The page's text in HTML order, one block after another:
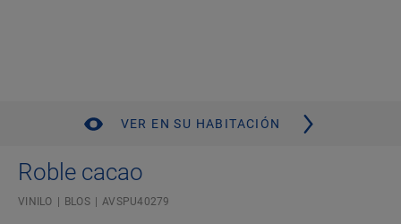
VER EN SU HABITACIÓN
Roble cacao
VINILO BLOS AVSPU40279